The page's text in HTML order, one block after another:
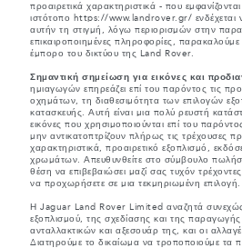
προαιρετικά χαρακτηριστικά - που
ιστότοπο https://www.landrover.gr/ ενδέχεται
αυτήν τη στιγμή, λόγω περιορισμών στην
επικαιροποιημένες πληροφορίες,
έμπορο του δικτύου της Land Rover.
Σημαντική σημείωση για εικόνες και
ημιαγωγών επηρεάζει επί του παρόντος τις
οχημάτων, τη διαθεσιμότητα των επιλογών
κατασκευής. Αυτή είναι μια πολύ ρευστή
εικόνες που χρησιμοποιούνται επί του
μην αντικατοπτρίζουν πλήρως τις τρέχουσες
χαρακτηριστικά, προαιρετικό εξοπλισμό,
χρωμάτων. Απευθυνθείτε στο σύμβουλο
θέση να επιβεβαιώσει μαζί σας τυχόν
να προχωρήσετε σε μια τεκμηριωμένη επιλογή.
Η Jaguar Land Rover Limited αναζητά
εξοπλισμού, της σχεδίασης και της
ανταλλακτικών και αξεσουάρ της, και οι
Διατηρούμε το δικαίωμα να τροποποιούμε τα